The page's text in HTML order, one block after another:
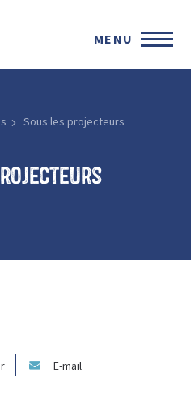
MENU
Sous les projecteurs
E-mail